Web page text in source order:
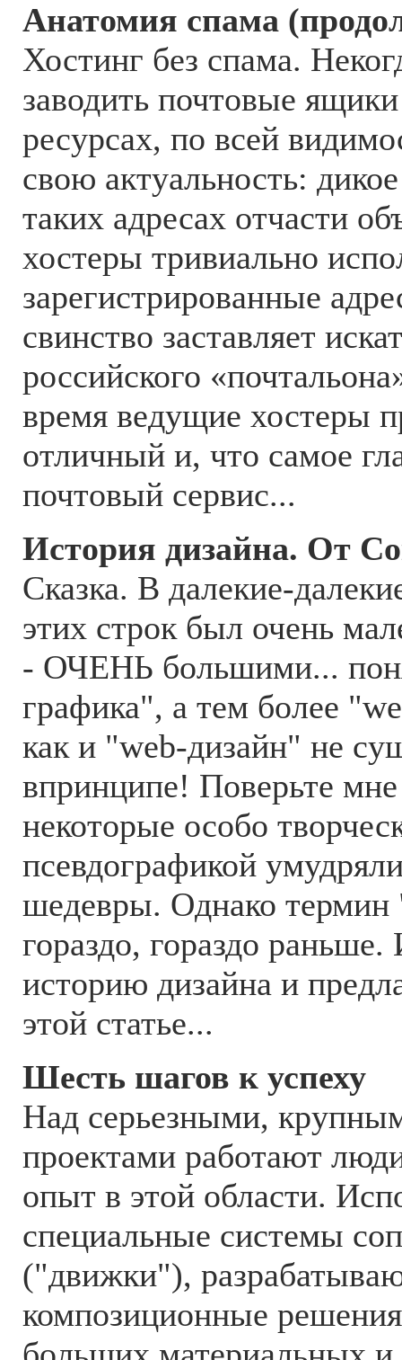
Анатомия спама
Хостинг без спама.
заводить почтовые
ресурсах, по всей
свою актуальность:
таких адресах отчасти
хостеры тривиально
зарегистрированные
свинство заставляет
российского
время ведущие хостеры
отличный и, что самое
почтовый сервис...
История дизайна. От
Cказка. В далекие-
этих строк был очень
- ОЧЕНЬ большими...
графика", а тем более
как и "web-дизайн" не
впринципе! Поверьте
некоторые особо
псевдографикой
шедевры. Однако термин
гораздо, гораздо
историю дизайна и
этой статье...
Шесть шагов к успеху
Над серьезными,
проектами работают
опыт в этой области.
специальные системы
("движки"),
композиционные